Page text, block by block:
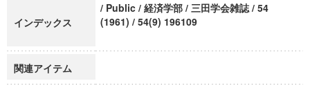
インデックス
/ Public / 経済学部 / 三田学会雑誌 / 54
(1961) / 54(9) 196109
関連アイテム